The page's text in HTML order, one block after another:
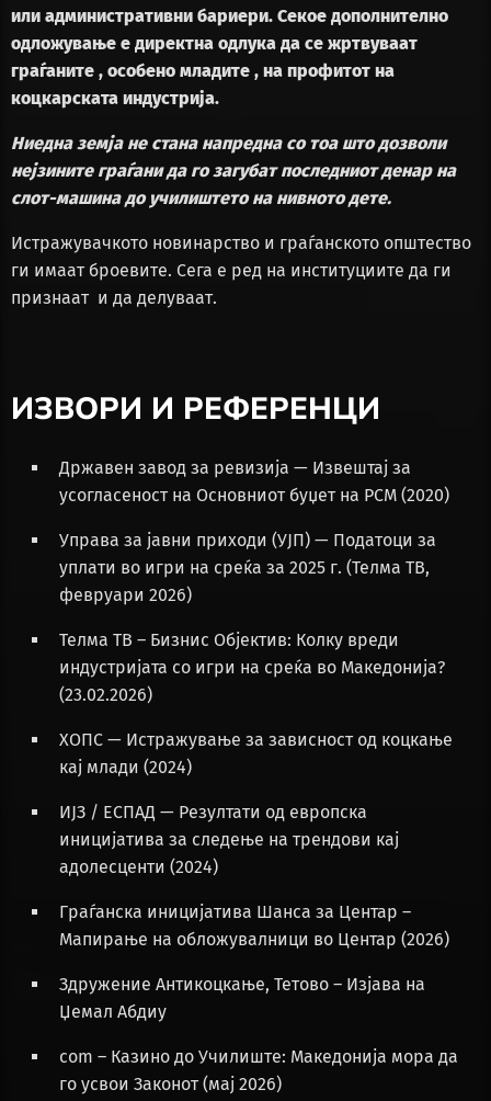
или административни бариери. Секое дополнително
одложување е директна одлука да се жртвуваат
граѓаните , особено младите , на профитот на
коцкарската индустрија.
Ниедна земја не стана напредна со тоа што дозволи
нејзините граѓани да го загубат последниот денар на
слот-машина до училиштето на нивното дете.
Истражувачкото новинарство и граѓанското општество
ги имаат броевите. Сега е ред на институциите да ги
признаат и да делуваат.
ИЗВОРИ И РЕФЕРЕНЦИ
Државен завод за ревизија — Извештај за
усогласеност на Основниот буџет на РСМ (2020)
Управа за јавни приходи (УЈП) — Податоци за
уплати во игри на среќа за 2025 г. (Телма ТВ,
февруари 2026)
Телма ТВ – Бизнис Објектив: Колку вреди
индустријата со игри на среќа во Македонија?
(23.02.2026)
ХОПС — Истражување за зависност од коцкање
кај млади (2024)
ИЈЗ / ЕСПАД — Резултати од европска
иницијатива за следење на трендови кај
адолесценти (2024)
Граѓанска иницијатива Шанса за Центар –
Мапирање на обложувалници во Центар (2026)
Здружение Антикоцкање, Тетово – Изјава на
Џемал Абдиу
com – Казино до Училиште: Македонија мора да
го усвои Законот (мај 2026)